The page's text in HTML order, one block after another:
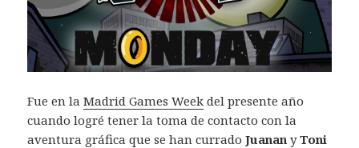
Fue en laMadrid Games Week del presente año
cuando logré tener la toma de contacto con la
aventura gráfica que se han curradoJuanan yToni